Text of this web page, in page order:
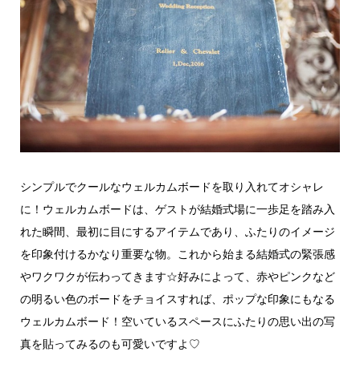
シンプルでクールなウェルカムボードを取り入れてオシャレ
に！ウェルカムボードは、ゲストが結婚式場に一歩足を踏み入
れた瞬間、最初に目にするアイテムであり、ふたりのイメージ
を印象付けるかなり重要な物。これから始まる結婚式の緊張感
やワクワクが伝わってきます☆好みによって、赤やピンクなど
の明るい色のボードをチョイスすれば、ポップな印象にもなる
ウェルカムボード！空いているスペースにふたりの思い出の写
真を貼ってみるのも可愛いですよ♡